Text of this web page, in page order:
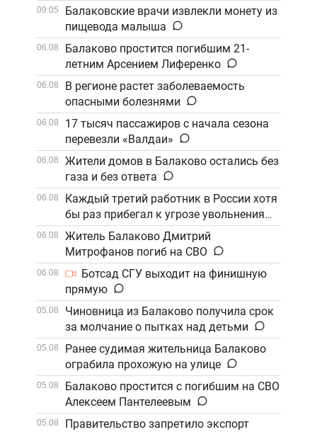
09:05
Балаковские врачи извлекли монету из
пищевода малыша
06.08
Балаково простится погибшим 21-
летним Арсением Лиференко
06.08
В регионе растет заболеваемость
опасными болезнями
06.08
17 тысяч пассажиров с начала сезона
перевезли «Валдаи»
06.08
Жители домов в Балаково остались без
газа и без ответа
06.08
Каждый третий работник в России хотя
бы раз прибегал к угрозе увольнения
06.08
Житель Балаково Дмитрий
Митрофанов погиб на СВО
06.08
Ботсад СГУ выходит на финишную
прямую
05.08
Чиновница из Балаково получила срок
за молчание о пытках над детьми
05.08
Ранее судимая жительница Балаково
ограбила прохожую на улице
05.08
Балаково простится с погибшим на СВО
Алексеем Пантелеевым
05.08
Правительство запретило экспорт